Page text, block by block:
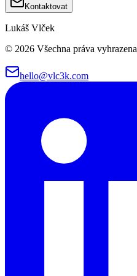
Kontaktovat
Lukáš Vlček
© 2026 Všechna práva vyhrazena
hello@vlc3k.com